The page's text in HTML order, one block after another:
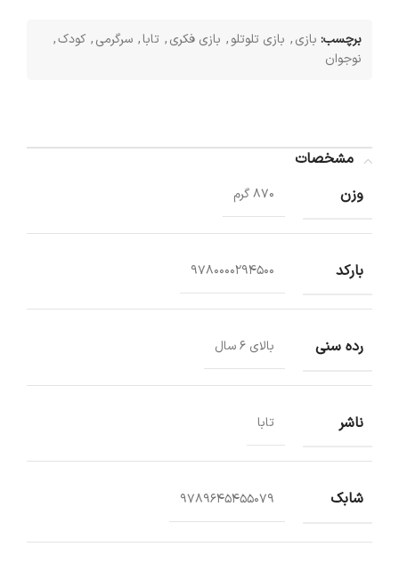
برچسب: بازی, بازی تلوتلو, بازی فکری, تابا, سرگرمی, کودک,
نوجوان
مشخصات
وزن
870 گرم
بارکد 9780000294500
رده سنی بالای 6 سال
ناشر تابا
شابک 9789645455079